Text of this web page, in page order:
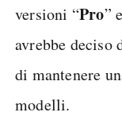
versioni “Pro”
avrebbe deciso
di mantenere
modelli.